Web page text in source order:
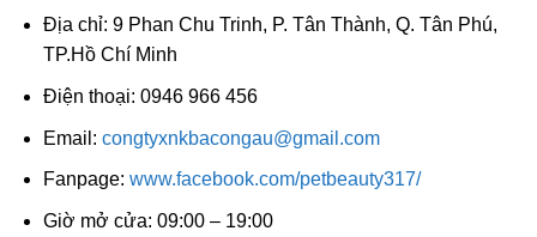
Địa chỉ: 9 Phan Chu Trinh, P. Tân Thành, Q. Tân Phú,
TP.Hồ Chí Minh
Điện thoại: 0946 966 456
Email: congtyxnkbacongau@gmail.com
Fanpage: www.facebook.com/petbeauty317/
Giờ mở cửa: 09:00 – 19:00